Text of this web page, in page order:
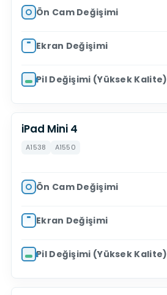
Ön Cam Değişimi
Ekran Değişimi
Pil Değişimi (Yüksek Kalite)
iPad Mini 4
A1538 A1550
Ön Cam Değişimi
Ekran Değişimi
Pil Değişimi (Yüksek Kalite)